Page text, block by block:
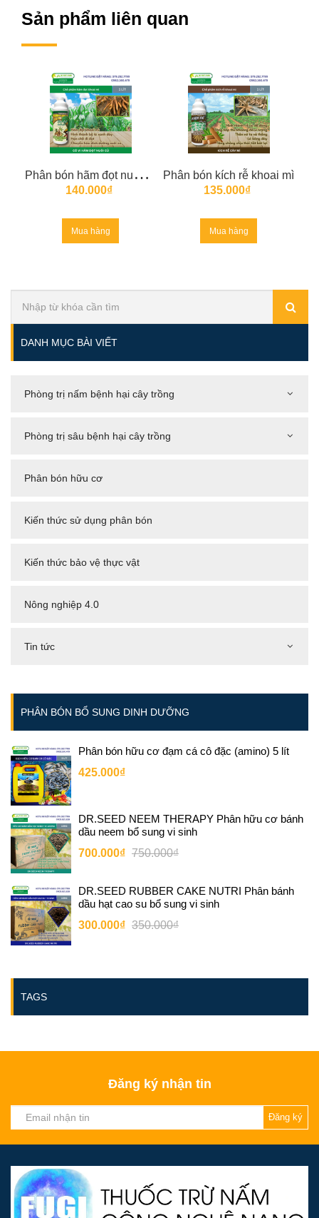
Sản phẩm liên quan
P
hân bón hãm đọt nuôi củ khoai mì
140.000₫
Mua hàng
Phân bón kích rễ khoai mì
135.000₫
Mua hàng
DANH MỤC BÀI VIẾT
Phòng trị nấm bệnh hại cây trồng
Phòng trị sâu bệnh hại cây trồng
Phân bón hữu cơ
Kiến thức sử dụng phân bón
Kiến thức bảo vệ thực vật
Nông nghiệp 4.0
Tin tức
PHÂN BÓN BỔ SUNG DINH DƯỠNG
Phân bón hữu cơ đạm cá cô đặc (amino) 5 lít
425.000₫
DR.SEED NEEM THERAPY Phân hữu cơ bánh
dầu neem bổ sung vi sinh
700.000₫ 750.000₫
DR.SEED RUBBER CAKE NUTRI Phân bánh
dầu hạt cao su bổ sung vi sinh
300.000₫ 350.000₫
TAGS
Đăng ký nhận tin
Đăng ký